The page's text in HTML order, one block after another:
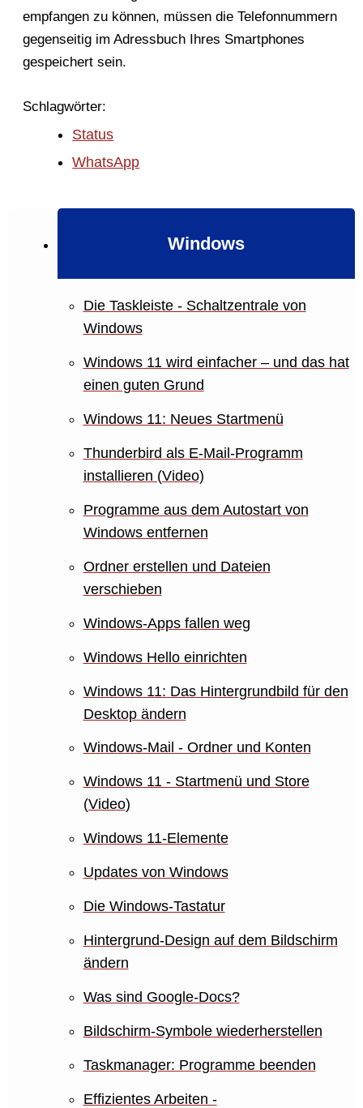
Windows
Die Taskleiste - Schaltzentrale von
Windows
Windows 11 wird einfacher – und das hat
einen guten Grund
Windows 11: Neues Startmenü
Thunderbird als E-Mail-Programm
installieren (Video)
Programme aus dem Autostart von
Windows entfernen
Ordner erstellen und Dateien
verschieben
Windows-Apps fallen weg
Windows Hello einrichten
Windows 11: Das Hintergrundbild für den
Desktop ändern
Windows-Mail - Ordner und Konten
Windows 11 - Startmenü und Store
(Video)
Windows 11-Elemente
Updates von Windows
Die Windows-Tastatur
Hintergrund-Design auf dem Bildschirm
ändern
Was sind Google-Docs?
Bildschirm-Symbole wiederherstellen
Taskmanager: Programme beenden
Effizientes Arbeiten -
empfangen zu können, müssen die Telefonnummern
gegenseitig im Adressbuch Ihres Smartphones
gespeichert sein.
Schlagwörter:
Status
WhatsApp